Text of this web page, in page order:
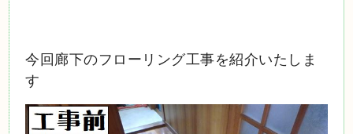
今回廊下のフローリング工事を紹介いたしま
す